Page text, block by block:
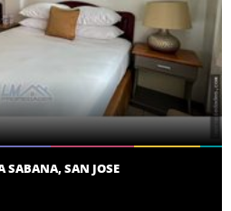
SABANA, SAN JOSE